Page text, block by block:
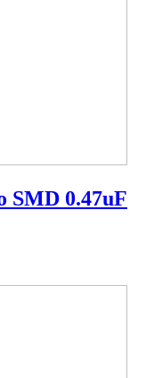
SMD 0.47uF